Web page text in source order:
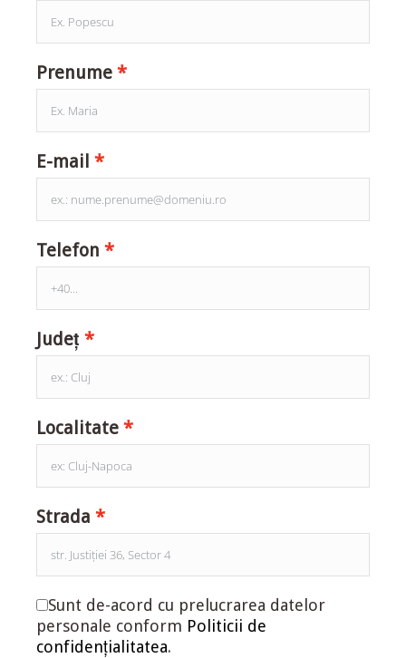
Prenume
E-mail
Telefon
Județ
Localitate
Strada
Sunt de-acord cu prelucrarea datelor
personale conform Politicii de
confidențialitatea.